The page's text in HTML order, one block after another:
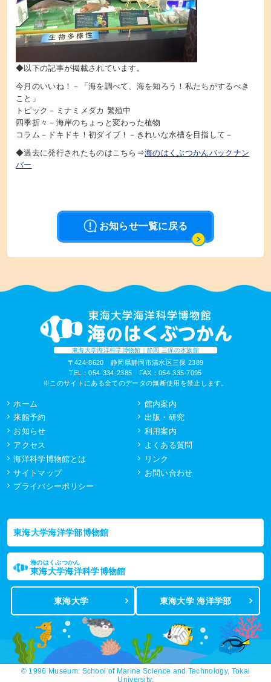
◆以下の記事が掲載されています。
今月のいいね！－「海を調べて、海を知ろう！私たちがするべき
こと」
トピック－ミナミメダカ 繁殖中
四季折々－海岸のちょっと変わった植物
コラム－ドキドキ！初ダイブ！－きれいな水槽を目指して－
◆過去に発行されたものはこちら⇒海のはくぶつかんバックナン
バー
お知らせ一覧に戻る
東海大学海洋科学博物館｜静岡 三保の水族館
〒424-8620 静岡県静岡市清水区三保 2389
TEL：054-334-2385 FAX：054-335-7095
※このサイトにある全てのデータの無断使用を禁止します。
ホーム
館内案内
来館予約
出版・研究
お知らせ
利用案内
アクセス
よくある質問
海洋科学博物館とは
リンク
サイトマップ
お問い合わせ
プライバシーポリシー
東海大学海洋学部博物館
海のはくぶつかん
東海大学海洋科学博物館
東海大学 東海大学 海洋学部
© 1996 Museum: School of Marine Science and Technology, Tokai
University.